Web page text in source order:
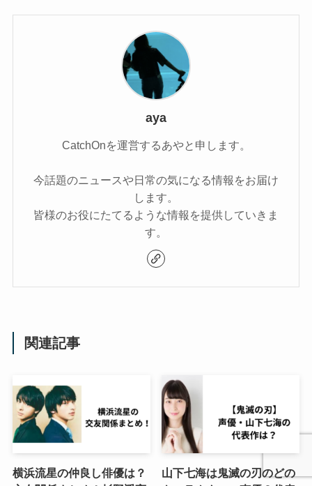
aya
CatchOnを運営するあやと申します。
今話題のニュースや日常の気になる情報をお届け
します。
皆様のお役にたてるような情報を提供していきま
す。
関連記事
横浜流星の仲良し俳優は？
山下七海は鬼滅の刃のどの